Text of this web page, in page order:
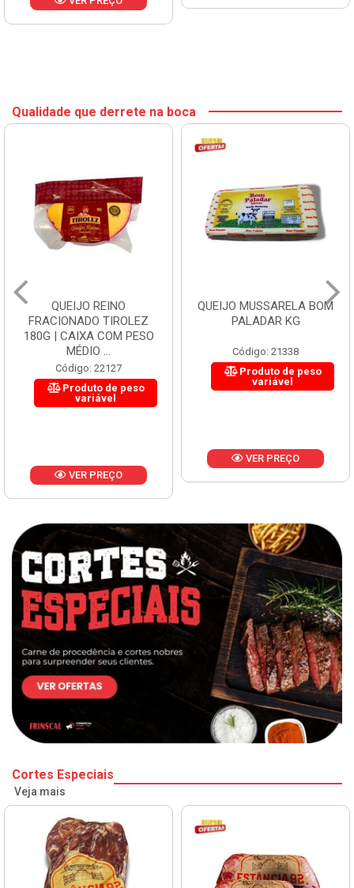
Qualidade que derrete na boca
QUEIJO REINO
FRACIONADO TIROLEZ
180G | CAIXA COM PESO
MÉDIO ...
Código: 22127
Produto de peso
variável
VER PREÇO
QUEIJO MUSSARELA BOM
PALADAR KG
Código: 21338
Produto de peso
variável
VER PREÇO
Cortes Especiais
Veja mais